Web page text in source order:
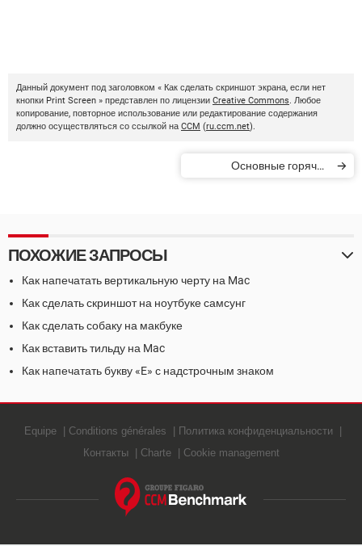
Данный документ под заголовком « Как сделать скриншот экрана, если нет
кнопки Print Screen » представлен по лицензии Creative Commons. Любое
копирование, повторное использование или редактирование содержания
должно осуществляться со ссылкой на CCM (ru.ccm.net).
Основные горячие
ПОХОЖИЕ ЗАПРОСЫ
Как напечатать вертикальную черту на Mac
Как сделать скриншот на ноутбуке самсунг
Как сделать собаку на макбуке
Как вставить тильду на Mac
Как напечатать букву «E» с надстрочным знаком
Equipe Conditions générales
Политика конфиденциальности
Контакты
Charte Cookie management